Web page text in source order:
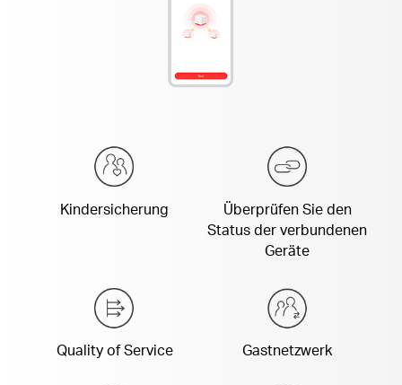
Kindersicherung
Überprüfen Sie den
Status der verbundenen
Geräte
Quality of Service Gastnetzwerk